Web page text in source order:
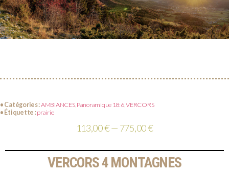
• Catégories :AMBIANCES,Panoramique 18:6,VERCORS
• Étiquette :prairie
113,00 € — 775,00 €
VERCORS 4 MONTAGNES